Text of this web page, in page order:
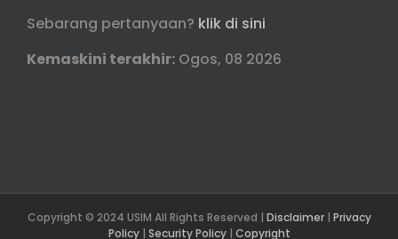
Sebarang pertanyaan? klik di sini
Kemaskini terakhir: Ogos, 08 2026
Copyright © 2024 USIM All Rights Reserved | Disclaimer| Privacy
Policy| Security Policy| Copyright